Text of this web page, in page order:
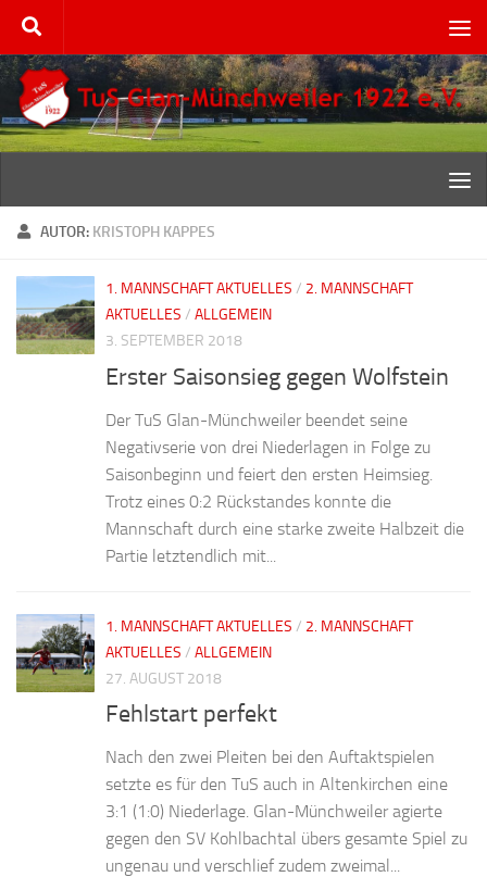
Zum Inhalt springen
AUTOR: KRISTOPH KAPPES
1. MANNSCHAFT AKTUELLES / 2. MANNSCHAFT
AKTUELLES / ALLGEMEIN
3. SEPTEMBER 2018
Erster Saisonsieg gegen Wolfstein
Der TuS Glan-Münchweiler beendet seine
Negativserie von drei Niederlagen in Folge zu
Saisonbeginn und feiert den ersten Heimsieg.
Trotz eines 0:2 Rückstandes konnte die
Mannschaft durch eine starke zweite Halbzeit die
Partie letztendlich mit...
1. MANNSCHAFT AKTUELLES / 2. MANNSCHAFT
AKTUELLES / ALLGEMEIN
27. AUGUST 2018
Fehlstart perfekt
Nach den zwei Pleiten bei den Auftaktspielen
setzte es für den TuS auch in Altenkirchen eine
3:1 (1:0) Niederlage. Glan-Münchweiler agierte
gegen den SV Kohlbachtal übers gesamte Spiel zu
ungenau und verschlief zudem zweimal...